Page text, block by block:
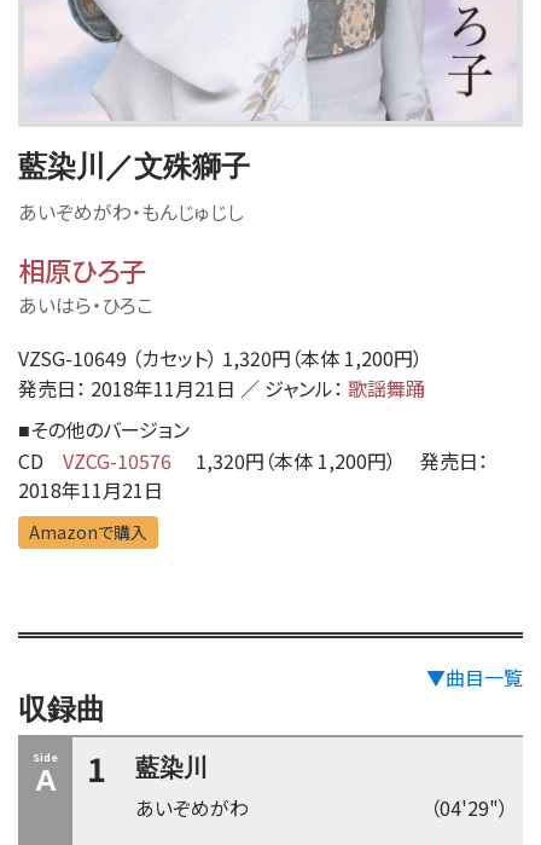
藍染川／文殊獅子
あいぞめがわ・もんじゅじし
相原ひろ子
あいはら・ひろこ
VZSG-10649 （カセット） 1,320円（本体 1,200円）
発売日： 2018年11月21日 ／ ジャンル： 歌謡舞踊
■その他のバージョン
CD VZCG-10576 1,320円（本体 1,200円） 発売日：
2018年11月21日
Amazonで購入
▼曲目一覧
収録曲
Side
A 1 藍染川
（04'29"）
あいぞめがわ